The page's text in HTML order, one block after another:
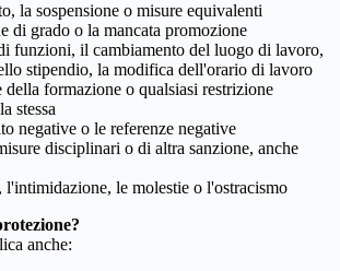
la sospensione o misure equivalenti
di grado o la mancata promozione
funzioni, il cambiamento del luogo di lavoro,
stipendio, la modifica dell'orario di lavoro
della formazione o qualsiasi restrizione
stessa
negative o le referenze negative
disciplinari o di altra sanzione, anche
l'intimidazione, le molestie o l'ostracismo
anche: